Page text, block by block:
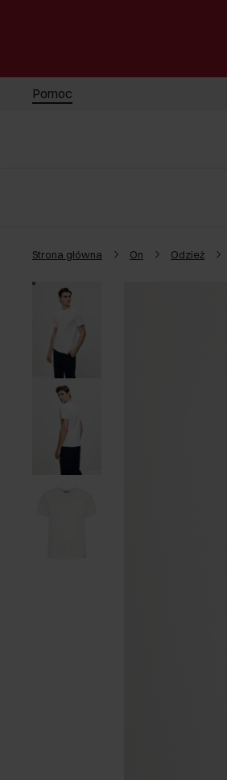
Pomoc
Strona główna On Odzież